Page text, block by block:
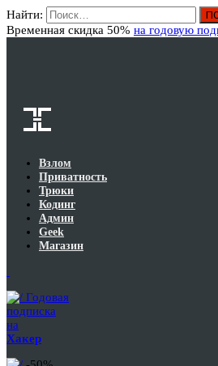
Найти:
Временная скидка 50% на годовую
Взлом
Приватность
Трюки
Кодинг
Админ
Geek
Магазин
Годовая
подписка
на
Хакер